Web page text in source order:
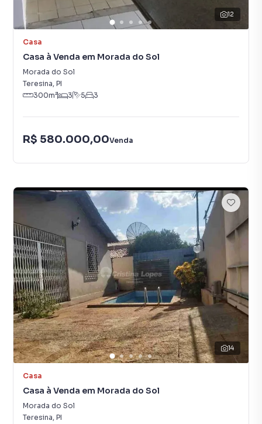
12
Casa
Casa à Venda em Morada do Sol
Morada do Sol
Teresina, PI
300m² 3 5 3
R$ 580.000,00Venda
14
Casa
Casa à Venda em Morada do Sol
Morada do Sol
Teresina, PI